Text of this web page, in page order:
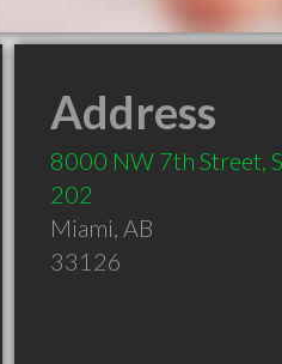
Address
8000 NW 7th Street,
202
Miami, AB
33126